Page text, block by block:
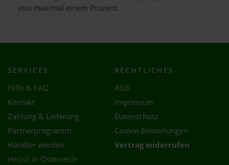
von maximal einem Prozent.
SERVICES
Hilfe & FAQ
Kontakt
Zahlung & Lieferung
Partnerprogramm
Händler werden
Heizöl in Österreich
RECHTLICHES
AGB
Impressum
Datenschutz
Cookie-Einstellungen
Vertrag widerrufen